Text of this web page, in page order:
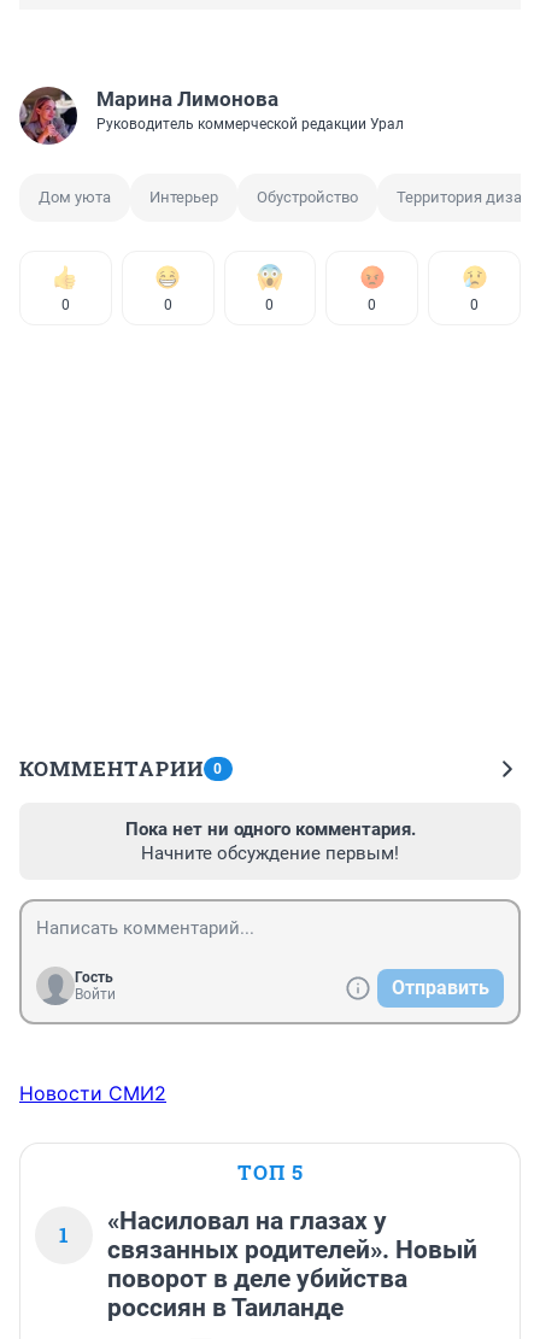
Марина Лимонова
Руководитель коммерческой редакции Урал
Дом уюта Интерьер Обустройство Территория
0 0 0 0 0
КОММЕНТАРИИ 0
Пока нет ни одного комментария.
Начните обсуждение первым!
Гость
Войти
Отправить
Новости СМИ2
ТОП 5
1
«Насиловал на глазах у
связанных родителей». Новый
поворот в деле убийства
россиян в Таиланде